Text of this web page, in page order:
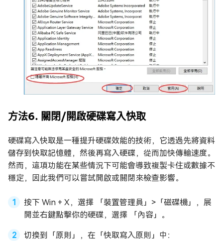
方法6. 關閉/開啟硬碟寫入快取
硬碟寫入快取是一種提升硬碟效能的技術，它透過先將資料
儲存到快取記憶體，然後再寫入硬碟，從而加快傳輸速度。
然而，這項功能在某些情況下可能會導致複製卡住或數據不
穩定，因此我們可以嘗試開啟或關閉來檢查影響。
按下 Win + X，選擇 「裝置管理員」>「磁碟機」，展
開並右鍵點擊你的硬碟，選擇 「內容」。
切換到「原則」，在「快取寫入原則」中：